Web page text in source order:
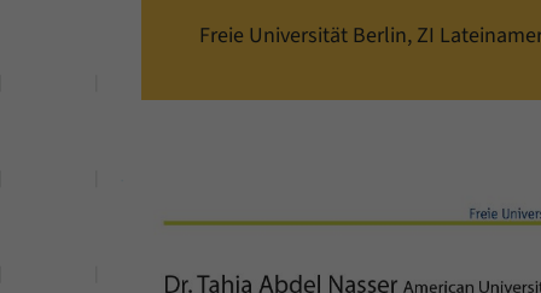
Freie Universität Berlin, ZI